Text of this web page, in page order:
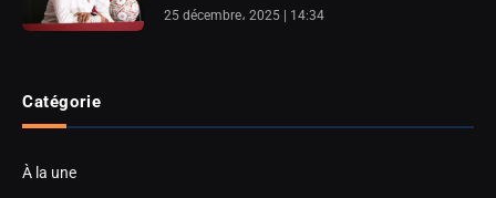
25 décembre، 2025 | 14:34
Catégorie
À la une